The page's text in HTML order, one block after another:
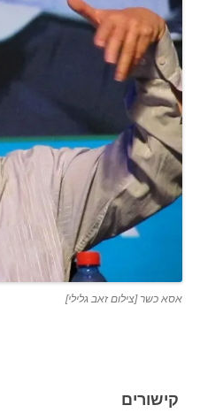
אסא כשר [צילום זאב גלילי]
קישורים